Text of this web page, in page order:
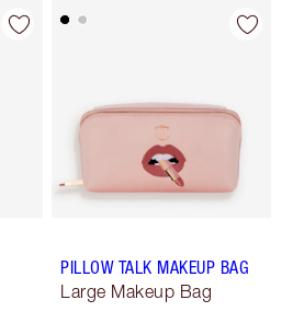
PILLOW TALK MAKEUP BAG
Large Makeup Bag